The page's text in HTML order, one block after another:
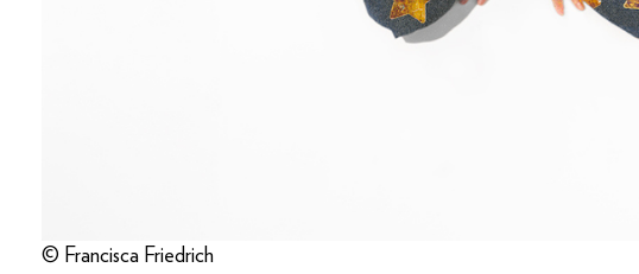
© Francisca Friedrich